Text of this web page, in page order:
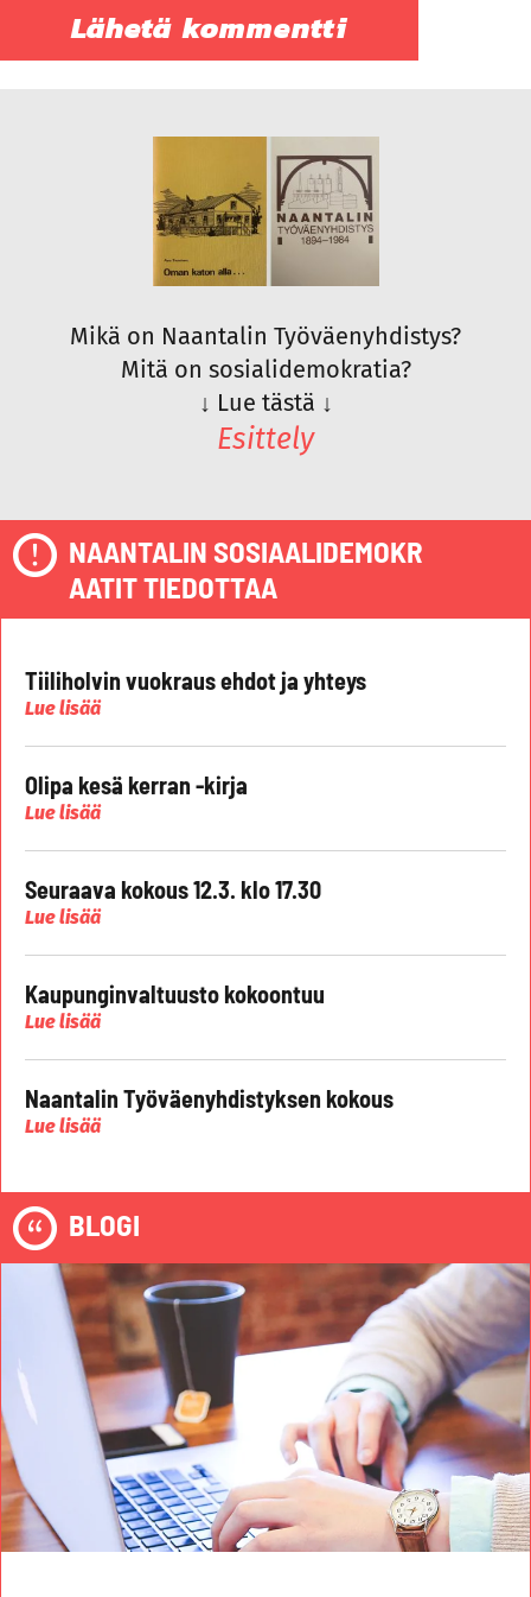
Mikä on Naantalin Työväenyhdistys?
Mitä on sosialidemokratia?
↓ Lue tästä ↓
Esittely
NAANTALIN SOSIAALIDEMOKR
AATIT TIEDOTTAA
Tiiliholvin vuokraus ehdot ja yhteys
Lue lisää
Olipa kesä kerran -kirja
Lue lisää
Seuraava kokous 12.3. klo 17.30
Lue lisää
Kaupunginvaltuusto kokoontuu
Lue lisää
Naantalin Työväenyhdistyksen kokous
Lue lisää
BLOGI